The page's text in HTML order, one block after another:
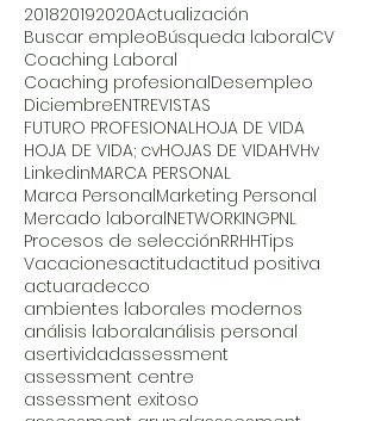
201820192020Actualización
Buscar empleoBúsqueda laboralCV
Coaching Laboral
Coaching profesionalDesempleo
DiciembreENTREVISTAS
FUTURO PROFESIONALHOJA DE VIDA
HOJA DE VIDA; cvHOJAS DE VIDAHVHv
LinkedinMARCA PERSONAL
Marca PersonalMarketing Personal
Mercado laboralNETWORKINGPNL
Procesos de selecciónRRHHTips
Vacacionesactitudactitud positiva
actuaradecco
ambientes laborales modernos
análisis laboralanálisis personal
asertividadassessment
assessment centre
assessment exitoso